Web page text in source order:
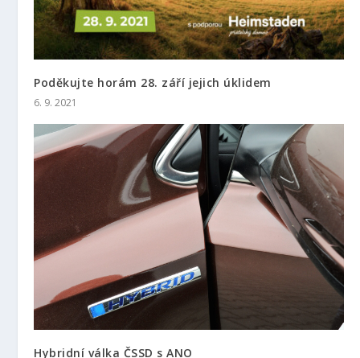
Poděkujte horám 28. září jejich úklidem
6. 9. 2021
Hybridní válka ČSSD s ANO